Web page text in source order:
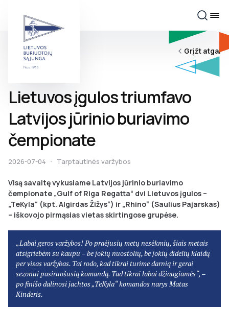
Grįžt atgal
Lietuvos įgulos triumfavo
Latvijos jūrinio buriavimo
čempionate
2026-07-04 · Tarptautinės varžybos
Visą savaitę vykusiame Latvijos jūrinio buriavimo
čempionate „Gulf of Riga Regatta“ dvi Lietuvos įgulos –
„TeKyla“ (kpt. Algirdas Žižys“) ir „Rhino“ (Saulius Pajarskas)
– iškovojo pirmąsias vietas skirtingose grupėse.
„Labai geros varžybos! Po praėjusių metų nesėkmių, šiais metais
atsigriebėm su kaupu – be jokių nuostolių, be jokių didelių klaidų
per visas varžybas. Tai rodo, kad tikrai turime darnią ir gerai
sezonui pasiruošusią komandą. Tad tikrai labai džiaugiamės“, –
po finišo dalinosi jachtos „TeKyla“ komandos narys Matas
Kinderis.